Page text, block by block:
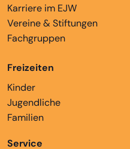
Karriere im EJW
Vereine & Stiftungen
Fachgruppen
Freizeiten
Kinder
Jugendliche
Familien
Service